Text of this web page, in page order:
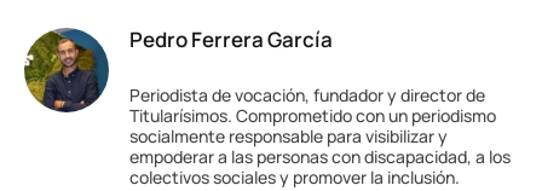
Pedro Ferrera García
Periodista de vocación, fundador y director de
Titularísimos. Comprometido con un periodismo
socialmente responsable para visibilizar y
empoderar a las personas con discapacidad, a los
colectivos sociales y promover la inclusión.